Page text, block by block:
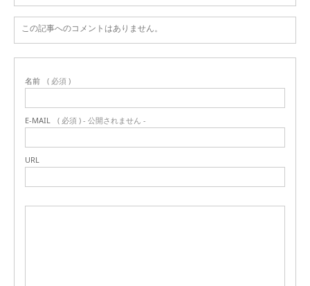
この記事へのコメントはありません。
名前 ( 必須 )
E-MAIL ( 必須 ) - 公開されません -
URL